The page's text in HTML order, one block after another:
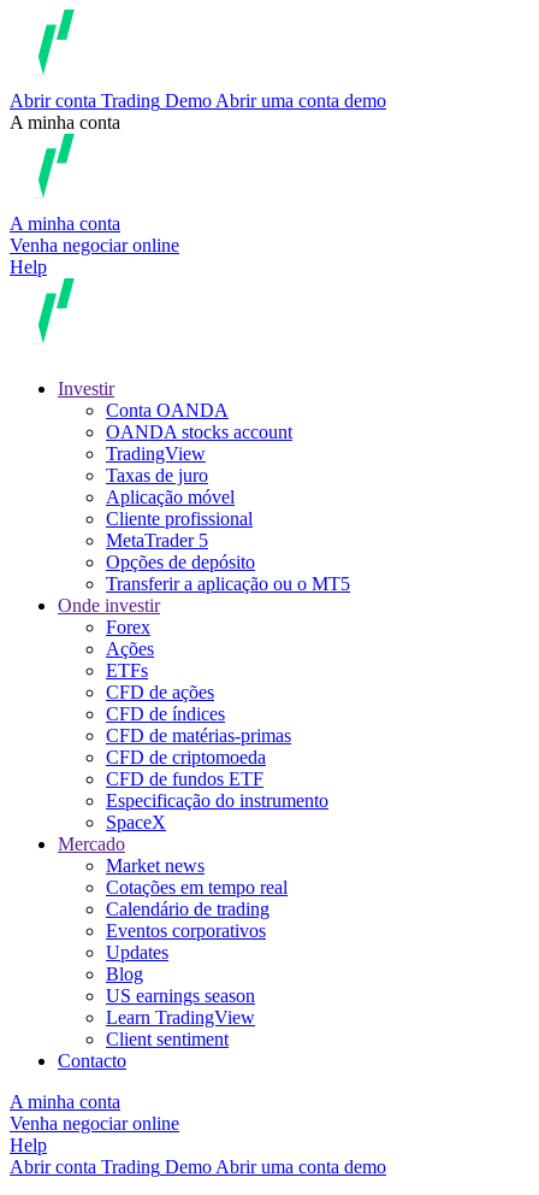
Abrir conta Trading Demo Abrir uma conta demo
A minha conta
A minha conta
Venha negociar online
Help
Investir
Conta OANDA
OANDA stocks account
TradingView
Taxas de juro
Aplicação móvel
Cliente profissional
MetaTrader 5
Opções de depósito
Transferir a aplicação ou o MT5
Onde investir
Forex
Ações
ETFs
CFD de ações
CFD de índices
CFD de matérias-primas
CFD de criptomoeda
CFD de fundos ETF
Especificação do instrumento
SpaceX
Mercado
Market news
Cotações em tempo real
Calendário de trading
Eventos corporativos
Updates
Blog
US earnings season
Learn TradingView
Client sentiment
Contacto
A minha conta
Venha negociar online
Help
Abrir conta Trading Demo Abrir uma conta demo